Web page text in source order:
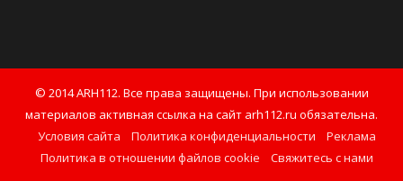
© 2014 ARH112. Все права защищены. При использовании
материалов активная ссылка на сайт arh112.ru обязательна.
Условия сайта
Политика конфиденциальности
Реклама
Политика в отношении файлов cookie
Свяжитесь с нами